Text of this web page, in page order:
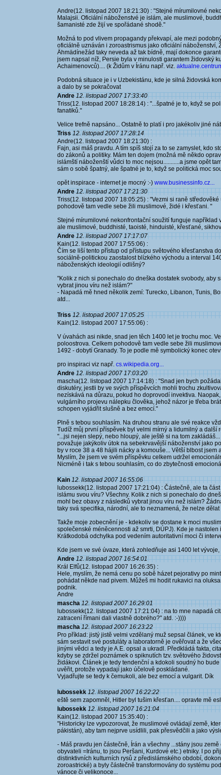
Andre(12. listopad 2007 18:21:30) : "Stejné mírumilovné
Malajsii. Oficiální náboženstvé je islám, ale muslimové,
šamanisté zde žijí ve spořádané shodě."
Možná to pod vlivem propagandy překvapí, ale mezi
oficiálně uznáván i zoroastrismus jako oficiální náboženství,
Ähmädínežád taky neveda až tak bídně, mají dokonce
jsem napsal níž, Persie byla v minulosti garantem židovský
Achaimenovců).... (k Židům v Íránu např. viz.
Podobná situace je i v Uzbekistánu, kde je silná židovská
a dalo by se pokračovat
Andre 12. listopad 2007 17:33:40
Triss(12. listopad 2007 18:28:14) : "...špatné je to, když se
fanatiků."
Velice trefně napsáno... Ostatně to platí i pro jakékoliv jiné
Triss 12. listopad 2007 17:28:14
Andre(12. listopad 2007 18:21:30) :
Fajn, asi máš pravdu. A tím spíš stojí za to se zamyslet, kdo
do zákonů a politiky. Mám ten dojem (možná mě někdo
islámští náboženští vůdci to moc nejsou...........a jsme opět
sám o sobě špatný, ale špatné je to, když se politická moc
opět inspirace - internet je mocný :-) www.businessinfo.cz...
Andre 12. listopad 2007 17:21:30
Triss(12. listopad 2007 18:05:25) : "Vezmi si raně
pohodově tam vedle sebe žili muslimové, židé i křesťani. "
Stejné mírumilovné nekonfrontační soužití funguje
ale muslimové, buddhisté, taoisté, hinduisté, křesťané,
Andre 12. listopad 2007 17:17:07
Kain(12. listopad 2007 17:55:06) :
Čím se liší tento přístup od přístupu světového křesťanstva
sociálně-politickou zaostalost blízkého východu a interval
náboženských ideologií odlišný?
"Kolik z nich si ponechalo do dneška dostatek svobody, aby
vybrat jinou víru než islám?"
- Napadá mě hned několik zemí: Turecko, Libanon, Tunis,
atd...
Triss 12. listopad 2007 17:05:25
Kain(12. listopad 2007 17:55:06) :
V úvahách asi nikde, snad jen těch 1400 let je trochu moc.
poloostrova. Celkem pohodově tam vedle sebe žili
1492 - dobytí Granady. To je podle mě symbolický konec
pro inspiraci viz např. cs.wikipedia.org...
Andre 12. listopad 2007 17:03:20
mascha(12. listopad 2007 17:14:18) : "Snad jen bych
diskutéry, jestli by ve svých příspěvcích mohli trochu
nezískává na důrazu, pokud ho doprovodí invektiva.
vulgárního projevu nálepku člověka, jehož názor je třeba
schopen vyjádřit slušně a bez emocí."
Plně s tebou souhlasím. Na druhou stranu ale své reakce
Tudíž můj první příspěvek byl velmi mírný a lidumilný a další
"...jsi nejen slepý, nebo hloupý, ale ještě si na tom
považuje jakýkoliv útok na sebekrvavější náboženství jako
by v roce 38 a 48 hájili nácky a komouše... Větší blbost jsem
Myslím, že jsem ve svém příspěvku celkem udržel
Nicméně i tak s tebou souhlasím, co do zbytečnosti
Kain 12. listopad 2007 16:55:06
lubossekk(12. listopad 2007 17:21:04) : Částečně, ale ta
islámu svou víru? Všechny. Kolik z nich si ponechalo do
mohl bez obavy z následků vybrat jinou víru než islám?
taky svá specifika, národní, ale to neznamená, že nelze
Takže moje zobecnění je - kdekoliv se dostane k moci
společenské méněcennosti až smrti, DÚPJ). Kde je
Krátkodobá odchylka pod vedením autoritativní moci či
Kde jsem ve své úvaze, která zohledňuje asi 1400 let
Andre 12. listopad 2007 16:54:01
Král Elfů(12. listopad 2007 16:26:35) :
Hele, myslím, že nemá cenu po sobě házet pejorativy po
pohádat někde nad pivem. Můžeš mi hodit rukavici na
podnik.
Andre
mascha 12. listopad 2007 16:29:01
lubossekk(12. listopad 2007 17:21:04) : na to mne napadá
zatracení římani dali vlastně dobrého?" atd. :-))))
mascha 12. listopad 2007 16:23:22
Pro příklad: jistý jistě velmi vzdělaný muž sepsal článek, ve
sám sestavit své postuláty a laboratorně je ověřovat a že
jinými vědci a tedy je A.E. opsal a ukradl. Předkládá fakta,
kdyby se zdržel poznámek o spiknutích tzv. světového
židákovi. Článek je tedy tendenční a kdokoli soudný ho
uvěřit, protože vypadají jako účelově poskládané.
Vyjadřujte se tedy k čemukoli, ale bez emocí a vulgarit. Dík
lubossekk 12. listopad 2007 16:22:22
eště sem zapomněl, Hitler byl tušim křesťan.... opravte mě
lubossekk 12. listopad 2007 16:21:04
Kain(12. listopad 2007 15:35:40) :
"Historicky lze vypozorovat, že muslimové ovládají země,
pákistán), aby tam nejprve usídlili, pak přesvědčili a jako
- Máš pravdu jen částečně, Írán a všechny ...stány jsou
obyvateli =Iránu, to jsou Peršani, Kurdové etc.) etniky. I po
distinktivních kulturních rysů z předislámského období,
zoroastrické) a byly částečně transformovány do systému
vánoce či velikonoce...